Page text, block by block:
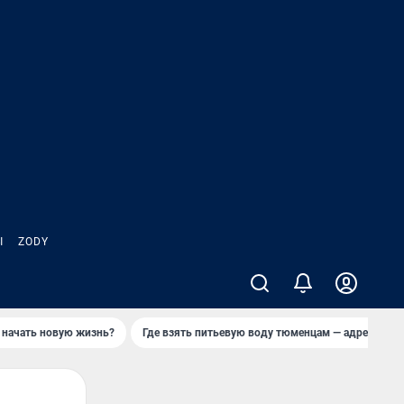
ZODY
начать новую жизнь? Где взять питьевую воду тюменцам — адреса